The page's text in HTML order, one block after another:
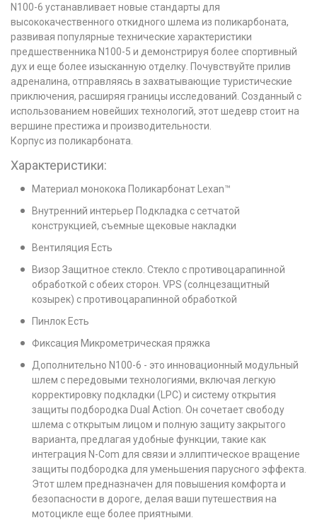
N100-6 устанавливает новые стандарты для
высококачественного откидного шлема из поликарбоната,
развивая популярные технические характеристики
предшественника N100-5 и демонстрируя более спортивный
дух и еще более изысканную отделку. Почувствуйте прилив
адреналина, отправляясь в захватывающие туристические
приключения, расширяя границы исследований. Созданный с
использованием новейших технологий, этот шедевр стоит на
вершине престижа и производительности.
Корпус из поликарбоната.
Характеристики:
Материал монокока Поликарбонат Lexan™
Внутренний интерьер Подкладка с сетчатой
конструкцией, съемные щековые накладки
Вентиляция Есть
Визор Защитное стекло. Стекло с противоцарапинной
обработкой с обеих сторон. VPS (солнцезащитный
козырек) с противоцарапинной обработкой
Пинлок Есть
Фиксация Микрометрическая пряжка
Дополнительно N100-6 - это инновационный модульный
шлем с передовыми технологиями, включая легкую
корректировку подкладки (LPC) и систему открытия
защиты подбородка Dual Action. Он сочетает свободу
шлема с открытым лицом и полную защиту закрытого
варианта, предлагая удобные функции, такие как
интеграция N-Com для связи и эллиптическое вращение
защиты подбородка для уменьшения парусного эффекта.
Этот шлем предназначен для повышения комфорта и
безопасности в дороге, делая ваши путешествия на
мотоцикле еще более приятными.